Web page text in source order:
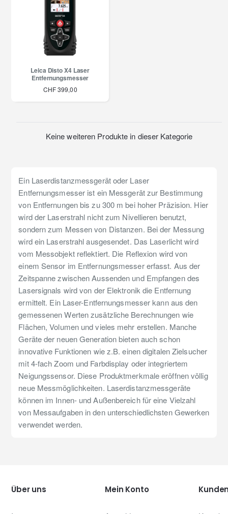
Ein Laserdistanzmessgerät oder Laser
Entfernungsmesser ist ein Messgerät zur Bestimmung
von Entfernungen bis zu 300 m bei hoher Präzision. Hier
wird der Laserstrahl nicht zum Nivellieren benutzt,
sondern zum Messen von Distanzen. Bei der Messung
wird ein Laserstrahl ausgesendet. Das Laserlicht wird
vom Messobjekt reflektiert. Die Reflexion wird von
einem Sensor im Entfernungsmesser erfasst. Aus der
Zeitspanne zwischen Aussenden und Empfangen des
Lasersignals wird von der Elektronik die Entfernung
ermittelt. Ein Laser-Entfernungsmesser kann aus den
gemessenen Werten zusätzliche Berechnungen wie
Flächen, Volumen und vieles mehr erstellen. Manche
Geräte der neuen Generation bieten auch schon
innovative Funktionen wie z.B. einen digitalen Zielsucher
mit 4-fach Zoom und Farbdisplay oder integriertem
Neigungssensor. Diese Produktmerkmale eröffnen völlig
neue Messmöglichkeiten. Laserdistanzmessgeräte
können im Innen- und Außenbereich für eine Vielzahl
von Messaufgaben in den unterschiedlichsten Gewerken
verwendet werden.
Leica Disto X4 Laser
Entfernungsmesser
CHF 399,00
Keine weiteren Produkte in dieser Kategorie
Über uns Mein Konto